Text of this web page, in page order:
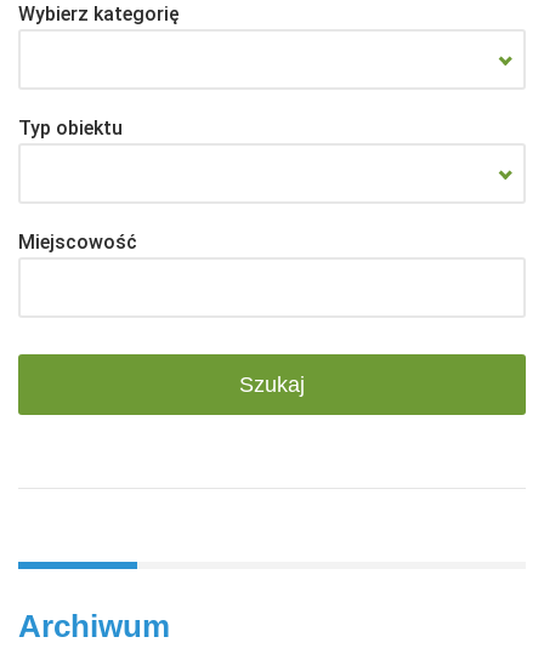
Wybierz kategorię
Typ obiektu
Miejscowość
Archiwum